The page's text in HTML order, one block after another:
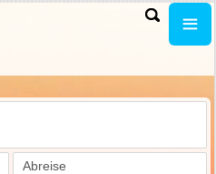
Abreise